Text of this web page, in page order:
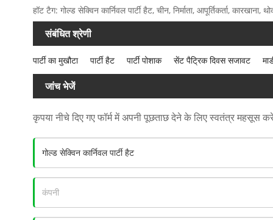
हॉट टैग: गोल्ड सेक्विन कार्निवल पार्टी हैट, चीन, निर्माता, आपूर्तिकर्ता,
संबंधित श्रेणी
पार्टी का मुखौटा पार्टी हैट पार्टी पोशाक सेंट पैट्रिक दिवस सजावट
जांच भेजें
कृपया नीचे दिए गए फॉर्म में अपनी पूछताछ देने के लिए स्वतंत्र महसूस